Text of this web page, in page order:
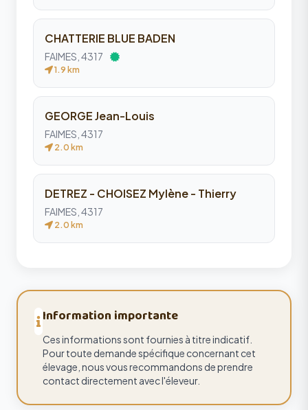
CHATTERIE BLUE BADEN
FAIMES, 4317
1.9 km
GEORGE Jean-Louis
FAIMES, 4317
2.0 km
DETREZ - CHOISEZ Mylène - Thierry
FAIMES, 4317
2.0 km
Information importante
Ces informations sont fournies à titre indicatif.
Pour toute demande spécifique concernant cet
élevage, nous vous recommandons de prendre
contact directement avec l'éleveur.